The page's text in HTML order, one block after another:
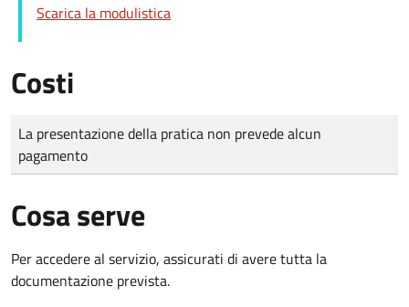
Scarica la modulistica
Costi
Tipo di pagamento
Importo
La presentazione della pratica non prevede alcun
pagamento
Cosa serve
Per accedere al servizio, assicurati di avere tutta la
documentazione prevista.